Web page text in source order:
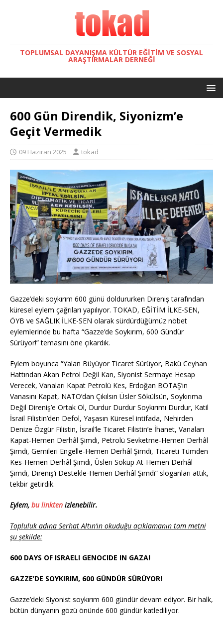
TOPLUMSAL DAYANIŞMA KÜLTÜR EĞITIM VE SOSYAL
ARAŞTIRMALAR DERNEĞI
600 Gün Direndik, Siyonizm’e
Geçit Vermedik
09 Haziran 2025 tokad
Gazze’deki soykırım 600 günü doldururken Direniş tarafından
küresel eylem çağrıları yapılıyor. TOKAD, EĞİTİM İLKE-SEN,
ÖYB ve SAĞLIK İLKE-SEN olarak sürdürdüğümüz nöbet
eylemlerinde bu hafta “Gazze’de Soykırım, 600 Gündür
Sürüyor!” temasını öne çıkardık.
Eylem boyunca “Yalan Büyüyor Ticaret Sürüyor, Bakü Ceyhan
Hattından Akan Petrol Değil Kan, Siyonist Sermaye Hesap
Verecek, Vanaları Kapat Petrolü Kes, Erdoğan BOTAŞ’ın
Vanasını Kapat, NATO’dan Çıkılsın Üsler Sökülsün, Soykırıma
Değil Direniş’e Ortak Ol, Durdur Durdur Soykırımı Durdur, Katil
İsrail Filistin’den Defol, Yaşasın Küresel intifada, Nehirden
Denize Özgür Filistin, İsrail’le Ticaret Filistin’e İhanet, Vanaları
Kapat-Hemen Derhâl Şimdi, Petrolü Sevketme-Hemen Derhâl
Şimdi, Gemileri Engelle-Hemen Derhâl Şimdi, Ticareti Tümden
Kes-Hemen Derhâl Şimdi, Üsleri Söküp At-Hemen Derhâl
Şimdi, Direniş’i Destekle-Hemen Derhâl Şimdi” sloganları attık,
tekbir getirdik.
Eylem, bu linkten izlenebilir.
Topluluk adına Serhat Altın’ın okuduğu açıklamanın tam metni
şu şekilde:
600 DAYS OF ISRAELI GENOCIDE IN GAZA!
GAZZE’DE SOYKIRIM, 600 GÜNDÜR SÜRÜYOR!
Gazze’deki Siyonist soykırım 600 gündür devam ediyor. Bir halk,
bütün dünyanın gözü önünde 600 gündür katlediliyor.